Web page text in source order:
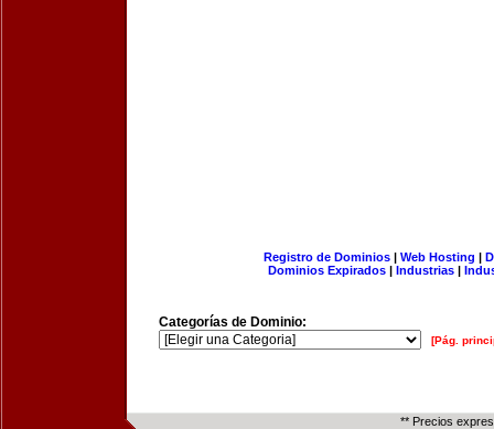
Registro de Dominios| Web Hosting |
Dominios Expirados | Industrias |
Categorías de Dominio:
[Pág.
** Precios